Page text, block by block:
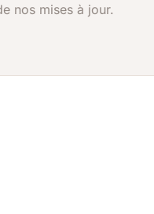
nos mises à jour.